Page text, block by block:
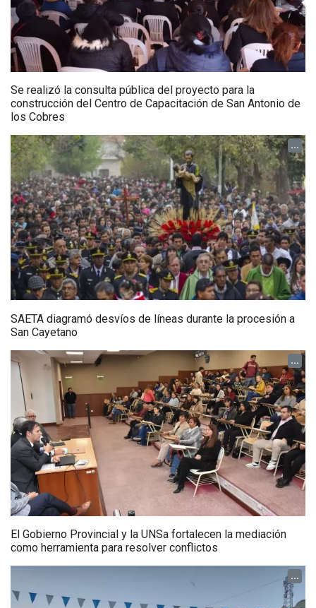
Se realizó la consulta pública del proyecto para la
construcción del Centro de Capacitación de San Antonio de
los Cobres
...
SAETA diagramó desvíos de líneas durante la procesión a
San Cayetano
...
El Gobierno Provincial y la UNSa fortalecen la mediación
como herramienta para resolver conflictos
...